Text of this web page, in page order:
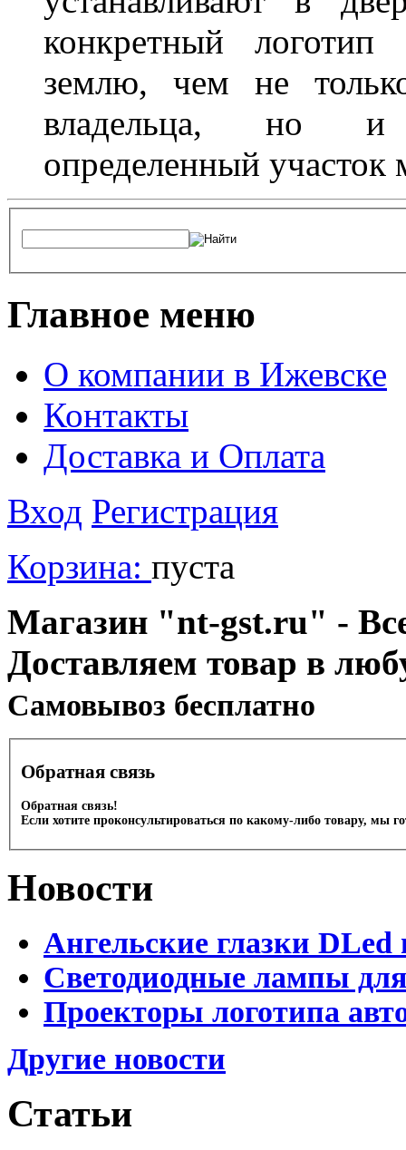
конкретный логотип
землю, чем не
владельца, но и
определенный участок
Главное меню
О компании в Ижевске
Контакты
Доставка и Оплата
Вход Регистрация
Корзина: пуста
Магазин "nt-gst.ru" -
Доставляем товар в
Cамовывоз бесплатно
Обратная связь
Обратная связь!
Если хотите проконсультироваться по какому-либо товару, мы
Новости
Ангельские глазки DLed
Светодиодные лампы
Проекторы логотипа
Другие новости
Статьи